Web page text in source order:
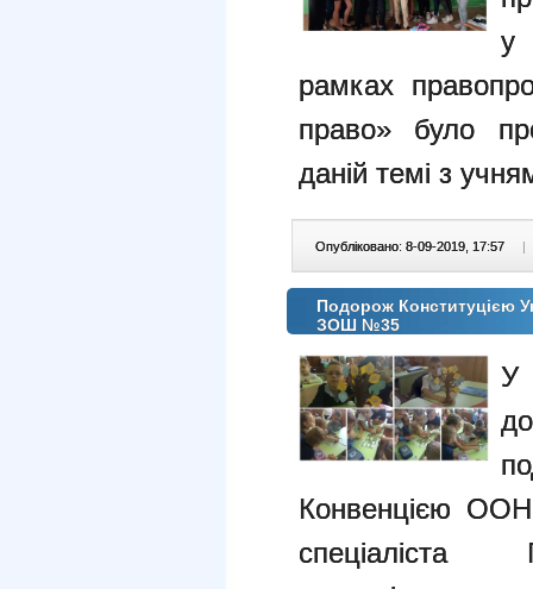
у
рамках
право» було
даній темі з
Опубліковано: 8-09-2019, 17:57 |
Подорож Конституцією
ЗОШ №35
У
Конвенцією
спеціаліста